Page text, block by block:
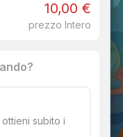
10,00 €
prezzo Intero
subito i